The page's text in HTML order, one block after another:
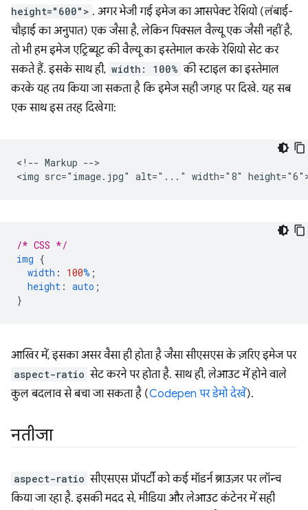
height="600"> . अगर भेजी गई इमेज का आसपेक्ट रेशियो (लंबाई-
चौड़ाई का अनुपात) एक जैसा है, लेकिन पिक्सल वैल्यू एक जैसी नहीं है,
तो भी हम इमेज एट्रिब्यूट की वैल्यू का इस्तेमाल करके रेशियो सेट कर
सकते हैं. इसके साथ ही, width: 100% की स्टाइल का इस्तेमाल
करके यह तय किया जा सकता है कि इमेज सही जगह पर दिखे. यह सब
एक साथ इस तरह दिखेगा:
<!-- Markup -->
/* CSS */
img {
width : 100% ;
height : auto ;
}
आखिर में, इसका असर वैसा ही होता है जैसा सीएसएस के ज़रिए इमेज पर
aspect-ratio सेट करने पर होता है. साथ ही, लेआउट में होने वाले
कुल बदलाव से बचा जा सकता है (Codepen पर डेमो देखें).
नतीजा
aspect-ratio सीएसएस प्रॉपर्टी को कई मॉडर्न ब्राउज़र पर लॉन्च
किया जा रहा है. इसकी मदद से, मीडिया और लेआउट कंटेनर में सही